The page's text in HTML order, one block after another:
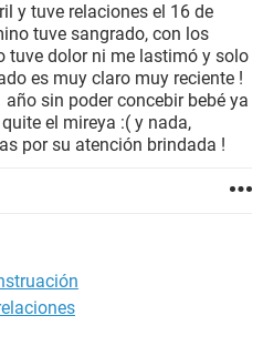
y tuve relaciones el 16 de
tuve sangrado, con los
tuve dolor ni me lastimó y solo
es muy claro muy reciente !
sin poder concebir bebé ya
el mireya :( y nada,
por su atención brindada !